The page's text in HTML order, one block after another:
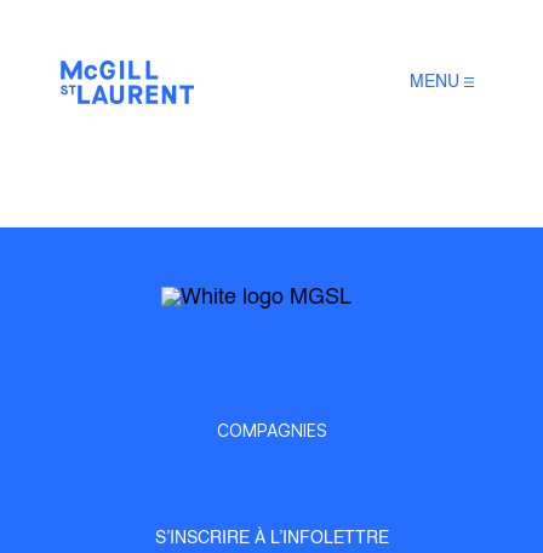
MENU
COMPAGNIES
S’INSCRIRE À L’INFOLETTRE